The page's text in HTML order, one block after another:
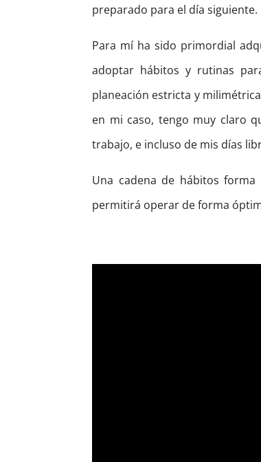
preparado para el día siguiente.
Para mí ha sido primordial
adoptar hábitos y rutinas
planeación estricta y
en mi caso, tengo muy claro
trabajo, e incluso de mis días
Una cadena de hábitos
permitirá operar de forma